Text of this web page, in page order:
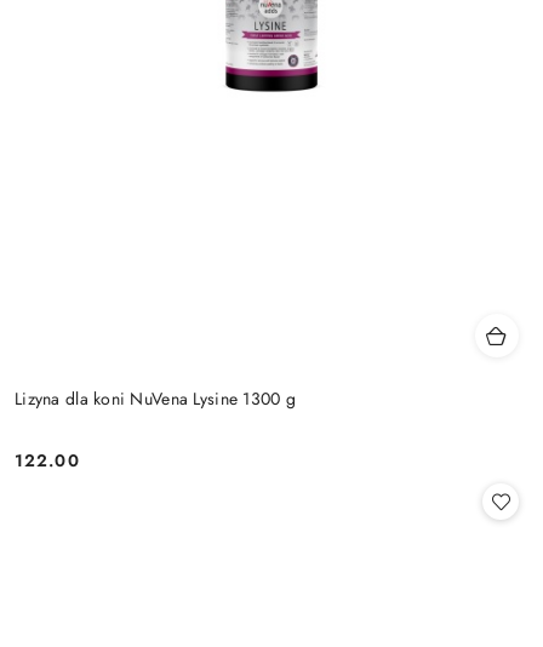
Lizyna dla koni NuVena Lysine 1300 g
Cena:
122.00